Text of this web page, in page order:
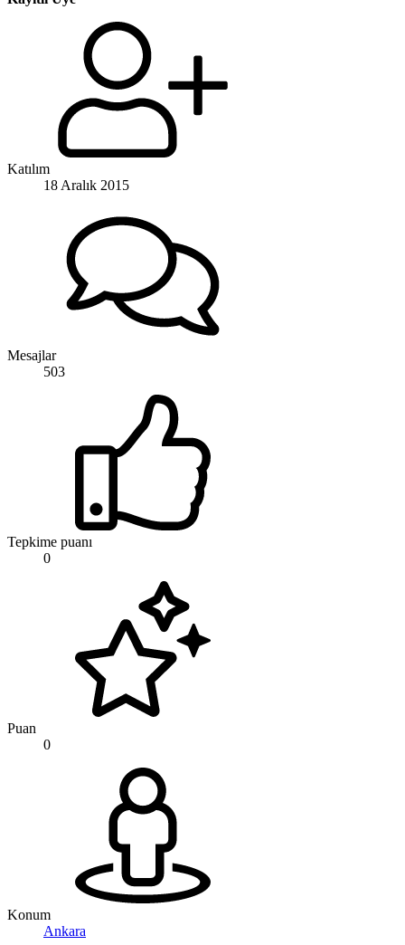
Katılım
18 Aralık 2015
Mesajlar
503
Tepkime puanı
0
Puan
0
Konum
Ankara